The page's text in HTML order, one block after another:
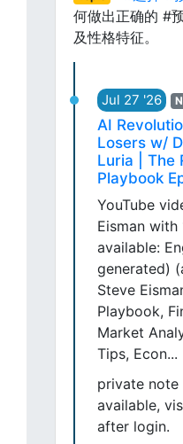
何做出正确的 #
及性格特征。
Jul 27 '26
AI
Losers w/
Luria | The
Playbook
YouTube
Eisman
available:
generated)
Steve
Playbook,
Market
Tips, Econ...
private note
available,
after login.